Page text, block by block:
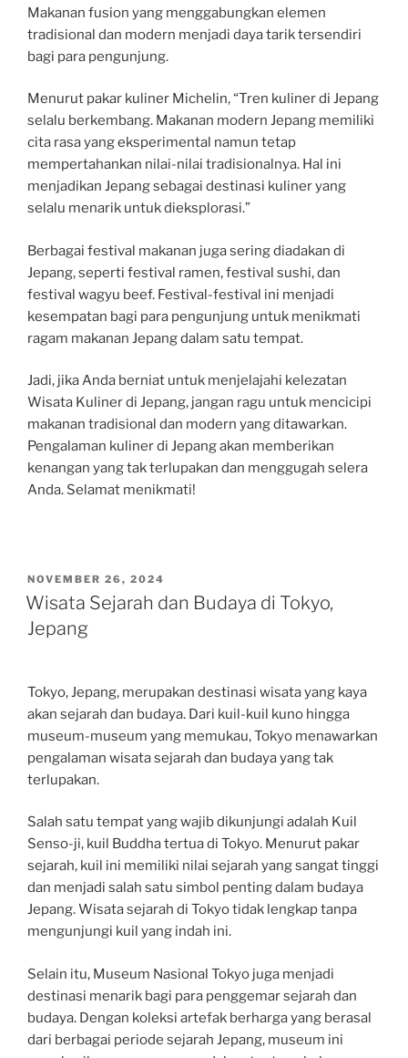
Makanan fusion yang menggabungkan elemen
tradisional dan modern menjadi daya tarik tersendiri
bagi para pengunjung.
Menurut pakar kuliner Michelin, “Tren kuliner di Jepang
selalu berkembang. Makanan modern Jepang memiliki
cita rasa yang eksperimental namun tetap
mempertahankan nilai-nilai tradisionalnya. Hal ini
menjadikan Jepang sebagai destinasi kuliner yang
selalu menarik untuk dieksplorasi.”
Berbagai festival makanan juga sering diadakan di
Jepang, seperti festival ramen, festival sushi, dan
festival wagyu beef. Festival-festival ini menjadi
kesempatan bagi para pengunjung untuk menikmati
ragam makanan Jepang dalam satu tempat.
Jadi, jika Anda berniat untuk menjelajahi kelezatan
Wisata Kuliner di Jepang, jangan ragu untuk mencicipi
makanan tradisional dan modern yang ditawarkan.
Pengalaman kuliner di Jepang akan memberikan
kenangan yang tak terlupakan dan menggugah selera
Anda. Selamat menikmati!
POSTED
ON
NOVEMBER 26, 2024
Wisata Sejarah dan Budaya di Tokyo,
Jepang
Tokyo, Jepang, merupakan destinasi wisata yang kaya
akan sejarah dan budaya. Dari kuil-kuil kuno hingga
museum-museum yang memukau, Tokyo menawarkan
pengalaman wisata sejarah dan budaya yang tak
terlupakan.
Salah satu tempat yang wajib dikunjungi adalah Kuil
Senso-ji, kuil Buddha tertua di Tokyo. Menurut pakar
sejarah, kuil ini memiliki nilai sejarah yang sangat tinggi
dan menjadi salah satu simbol penting dalam budaya
Jepang. Wisata sejarah di Tokyo tidak lengkap tanpa
mengunjungi kuil yang indah ini.
Selain itu, Museum Nasional Tokyo juga menjadi
destinasi menarik bagi para penggemar sejarah dan
budaya. Dengan koleksi artefak berharga yang berasal
dari berbagai periode sejarah Jepang, museum ini